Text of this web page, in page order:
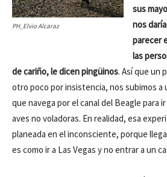
PH_Elvio Alcaraz
sus
nos
parecer
las
de cariño, le dicen pingüinos. Así que un
otro poco por insistencia, nos subimos a
que navega por el canal del Beagle para
aves no voladoras. En realidad, esa
planeada en el inconsciente, porque
es como ir a Las Vegas y no entrar a un